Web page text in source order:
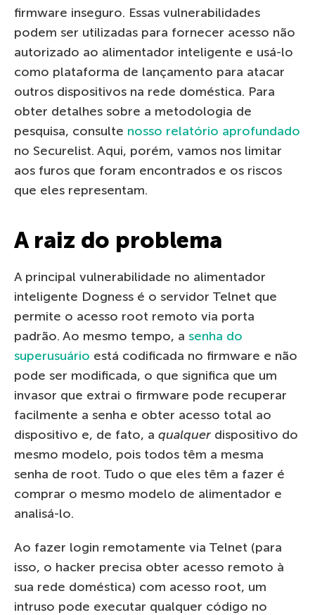
firmware inseguro. Essas vulnerabilidades
podem ser utilizadas para fornecer acesso não
autorizado ao alimentador inteligente e usá-lo
como plataforma de lançamento para atacar
outros dispositivos na rede doméstica. Para
obter detalhes sobre a metodologia de
pesquisa, consulte nosso relatório aprofundado
no Securelist. Aqui, porém, vamos nos limitar
aos furos que foram encontrados e os riscos
que eles representam.
A raiz do problema
A principal vulnerabilidade no alimentador
inteligente Dogness é o servidor Telnet que
permite o acesso root remoto via porta
padrão. Ao mesmo tempo, a senha do
superusuário está codificada no firmware e não
pode ser modificada, o que significa que um
invasor que extrai o firmware pode recuperar
facilmente a senha e obter acesso total ao
dispositivo e, de fato, a qualquer dispositivo do
mesmo modelo, pois todos têm a mesma
senha de root. Tudo o que eles têm a fazer é
comprar o mesmo modelo de alimentador e
analisá-lo.
Ao fazer login remotamente via Telnet (para
isso, o hacker precisa obter acesso remoto à
sua rede doméstica) com acesso root, um
intruso pode executar qualquer código no